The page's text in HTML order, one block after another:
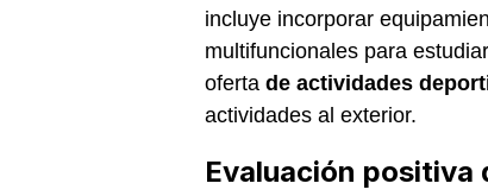
incluye incorporar
multifuncionales para
oferta de actividades
actividades al exterior.
Evaluación